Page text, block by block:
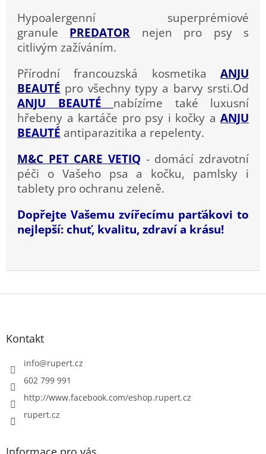
Hypoalergenní superprémiové
granule PREDATOR nejen pro psy s
citlivým zažíváním.
Přírodní francouzská kosmetika ANJU
BEAUTÉ pro všechny typy a barvy srsti.Od
ANJU BEAUTÉ
nabízíme také luxusní
hřebeny a kartáče pro psy i kočky a ANJU
BEAUTÉ antiparazitika a repelenty.
M&C PET CARE VETIQ - domácí zdravotní
péči o Vašeho psa a kočku, pamlsky i
tablety pro ochranu zeleně.
Dopřejte Vašemu zvířecímu parťákovi to
nejlepší: chuť, kvalitu, zdraví a krásu!
Z
Kontakt
info@rupert.cz
602 799 991
http://www.facebook.com/eshop.rupert.cz
rupert.cz